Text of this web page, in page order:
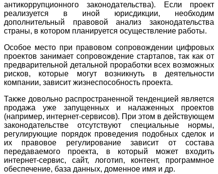
антикоррупционного законодательства). Если проект
реализуется в иной юрисдикции, необходим
дополнительный правовой анализ законодательства
страны, в котором планируется осуществление работы.
Особое место при правовом сопровождении цифровых
проектов занимает сопровождение стартапов, так как от
предварительной детальной проработки всех возможных
рисков, которые могут возникнуть в деятельности
компании, зависит жизнеспособность проекта.
Также довольно распространенной тенденцией является
продажа уже запущенных и налаженных проектов
(например, интернет-сервисов). При этом в действующем
законодательстве отсутствуют специальные нормы,
регулирующие порядок проведения подобных сделок и
их правовое регулирование зависит от состава
передаваемого проекта, в который может входить
интернет-сервис, сайт, логотип, контент, программное
обеспечение, база данных, доменное имя и др.